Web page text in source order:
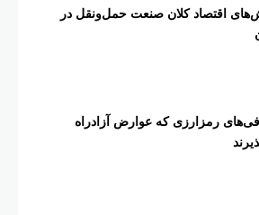
اقتصاد کلان صنعت حمل‌ونقل در
رمزارزی که عوارض آزادراه